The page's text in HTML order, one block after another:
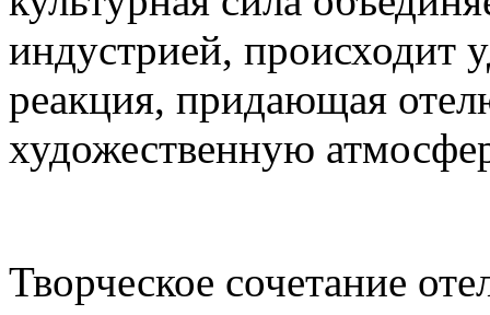
индустрией, происходит
реакция, придающая
художественную
Творческое сочетание